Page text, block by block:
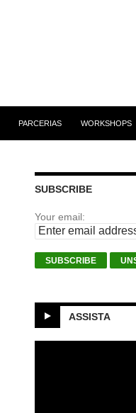
PARCERIAS WORKSHOPS
SUBSCRIBE
Your email:
ASSISTA